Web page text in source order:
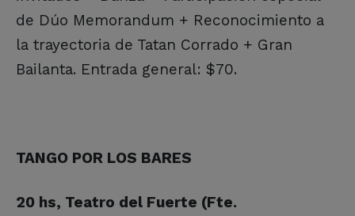
de Dúo Memorandum + Reconocimiento a
la trayectoria de Tatan Corrado + Gran
Bailanta. Entrada general: $70.
TANGO POR LOS BARES
20 hs, Teatro del Fuerte (Fte.